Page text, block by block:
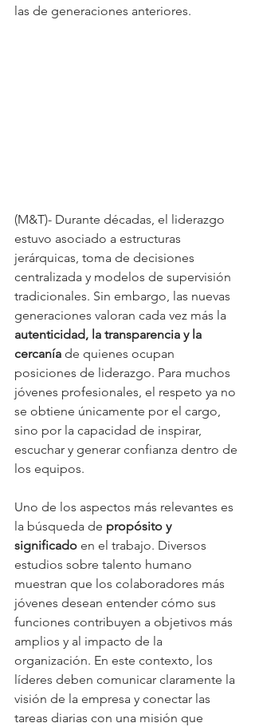
las de generaciones anteriores.
(M&T)- Durante décadas, el liderazgo
estuvo asociado a estructuras
jerárquicas, toma de decisiones
centralizada y modelos de supervisión
tradicionales. Sin embargo, las nuevas
generaciones valoran cada vez más la
autenticidad, la transparencia y la
cercanía de quienes ocupan
posiciones de liderazgo. Para muchos
jóvenes profesionales, el respeto ya no
se obtiene únicamente por el cargo,
sino por la capacidad de inspirar,
escuchar y generar confianza dentro de
los equipos.
Uno de los aspectos más relevantes es
la búsqueda de propósito y
significado en el trabajo. Diversos
estudios sobre talento humano
muestran que los colaboradores más
jóvenes desean entender cómo sus
funciones contribuyen a objetivos más
amplios y al impacto de la
organización. En este contexto, los
líderes deben comunicar claramente la
visión de la empresa y conectar las
tareas diarias con una misión que